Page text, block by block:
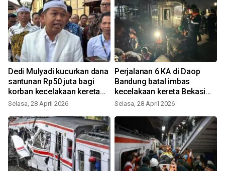
Dedi Mulyadi kucurkan dana
santunan Rp50 juta bagi
korban kecelakaan kereta
Bekasi
Selasa, 28 April 2026
Perjalanan 6 KA di Daop
Bandung batal imbas
kecelakaan kereta Bekasi
Timur
Selasa, 28 April 2026